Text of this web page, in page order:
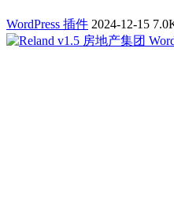
WordPress 插件 2024-12-15